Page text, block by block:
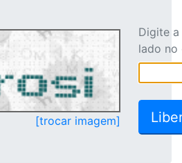
[trocar imagem]
Digite
lado no